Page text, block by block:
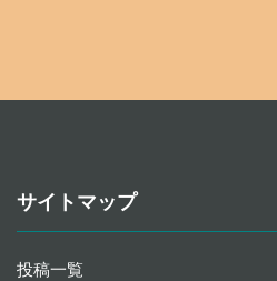
サイトマップ
投稿一覧